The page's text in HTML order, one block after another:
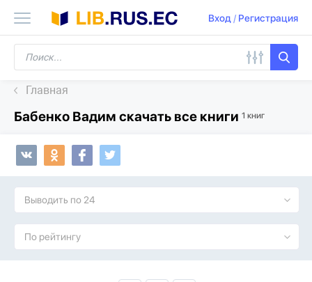
Вход/ Регистрация
Главная
Бабенко Вадим скачать все книги 1 книг
Выводить по 24
По рейтингу